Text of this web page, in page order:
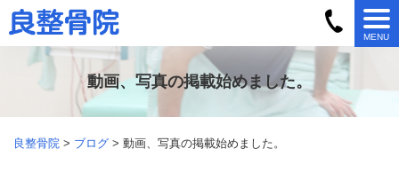
MENU
動画、写真の掲載始めました。
良整骨院 > ブログ > 動画、写真の掲載始めました。